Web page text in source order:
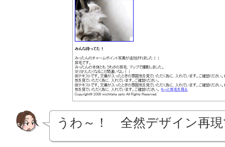
うわ～！ 全然デザイン再